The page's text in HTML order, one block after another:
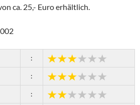
ca. 25,- Euro erhältlich.
:
:
: